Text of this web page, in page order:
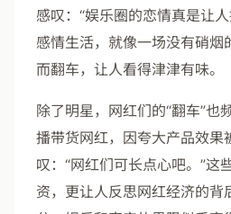
感叹：“娱乐圈的恋情真是让
感情生活，就像一场没有硝烟
而翻车，让人看得津津有味。
除了明星，网红们的“翻车”也
播带货网红，因夸大产品效果
叹：“网红们可长点心吧。”这
资，更让人反思网红经济的背